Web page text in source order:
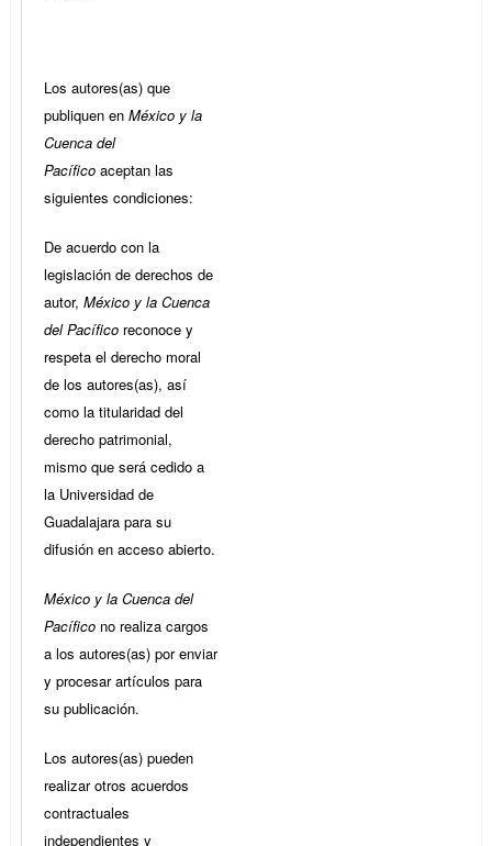
Los autores(as) que
publiquen en México y la
Cuenca del
Pacífico aceptan las
siguientes condiciones:
De acuerdo con la
legislación de derechos de
autor, México y la Cuenca
del Pacífico reconoce y
respeta el derecho moral
de los autores(as), así
como la titularidad del
derecho patrimonial,
mismo que será cedido a
la Universidad de
Guadalajara para su
difusión en acceso abierto.
México y la Cuenca del
Pacífico no realiza cargos
a los autores(as) por enviar
y procesar artículos para
su publicación.
Los autores(as) pueden
realizar otros acuerdos
contractuales
independientes y